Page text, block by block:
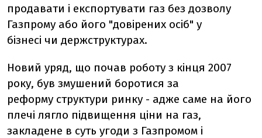
продавати і експортувати газ без дозволу
Газпрому або його "довірених осіб" у
бізнесі чи держструктурах.
Новий уряд, що почав роботу з кінця 2007
року, був змушений боротися за
реформу структури ринку - адже саме на його
плечі лягло підвищення ціни на газ,
закладене в суть угоди з Газпромом і